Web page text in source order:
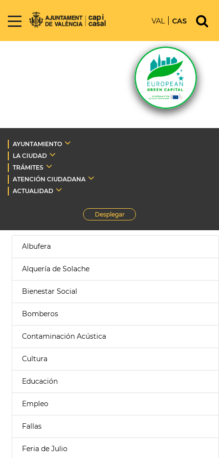
VAL CAS
AYUNTAMIENTO
LA CIUDAD
TRÁMITES
ATENCIÓN CIUDADANA
ACTUALIDAD
Desplegar
Albufera
Alquería de Solache
Bienestar Social
Bomberos
Contaminación Acústica
Cultura
Educación
Empleo
Fallas
Feria de Julio